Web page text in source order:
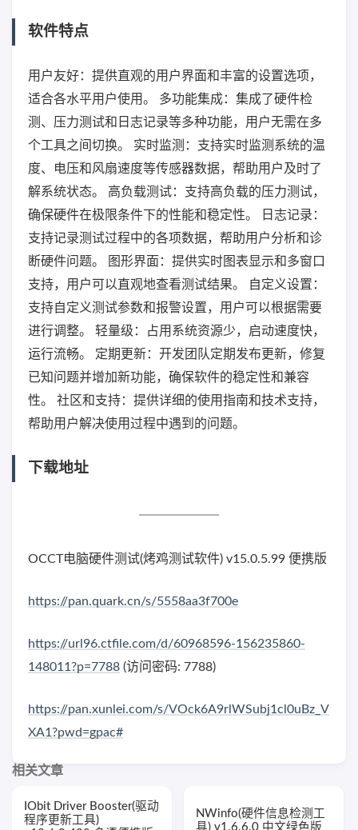
软件特点
用户友好：提供直观的用户界面和丰富的设置选项，
适合各水平用户使用。 多功能集成：集成了硬件检
测、压力测试和日志记录等多种功能，用户无需在多
个工具之间切换。 实时监测：支持实时监测系统的温
度、电压和风扇速度等传感器数据，帮助用户及时了
解系统状态。 高负载测试：支持高负载的压力测试，
确保硬件在极限条件下的性能和稳定性。 日志记录：
支持记录测试过程中的各项数据，帮助用户分析和诊
断硬件问题。 图形界面：提供实时图表显示和多窗口
支持，用户可以直观地查看测试结果。 自定义设置：
支持自定义测试参数和报警设置，用户可以根据需要
进行调整。 轻量级：占用系统资源少，启动速度快，
运行流畅。 定期更新：开发团队定期发布更新，修复
已知问题并增加新功能，确保软件的稳定性和兼容
性。 社区和支持：提供详细的使用指南和技术支持，
帮助用户解决使用过程中遇到的问题。
下载地址
OCCT电脑硬件测试(烤鸡测试软件) v15.0.5.99 便携版
https://pan.quark.cn/s/5558aa3f700e
https://url96.ctfile.com/d/60968596-156235860-
148011?p=7788 (访问密码: 7788)
https://pan.xunlei.com/s/VOck6A9rlWSubj1cl0uBz_V
XA1?pwd=gpac#
相关文章
IObit Driver Booster(驱动
程序更新工具)
NWinfo(硬件信息检测工
具) v1.6.6.0 中文绿色版